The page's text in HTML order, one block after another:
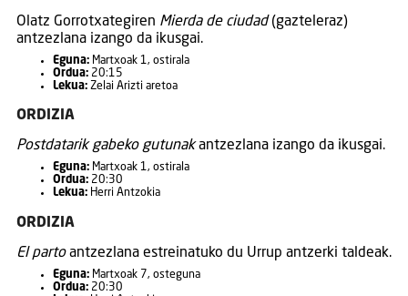
Olatz Gorrotxategiren Mierda de ciudad(gazteleraz)
antzezlana izango da ikusgai.
Eguna:Martxoak 1, ostirala
Ordua:20:15
Lekua:Zelai Arizti aretoa
ORDIZIA
Postdatarik gabeko gutunakantzezlana izango da ikusgai.
Eguna:Martxoak 1, ostirala
Ordua:20:30
Lekua:Herri Antzokia
ORDIZIA
El partoantzezlana estreinatuko du Urrup antzerki taldeak.
Eguna:Martxoak 7, osteguna
Ordua:20:30